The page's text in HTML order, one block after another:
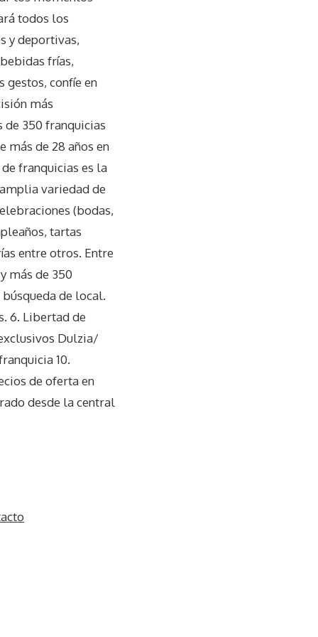
todos los
y deportivas,
frías,
gestos, confíe en
más
de 350 franquicias
más de 28 años en
franquicias es la
variedad de
(bodas,
tartas
entre otros. Entre
más de 350
de local.
6. Libertad de
Dulzia/
10.
de oferta en
desde la central